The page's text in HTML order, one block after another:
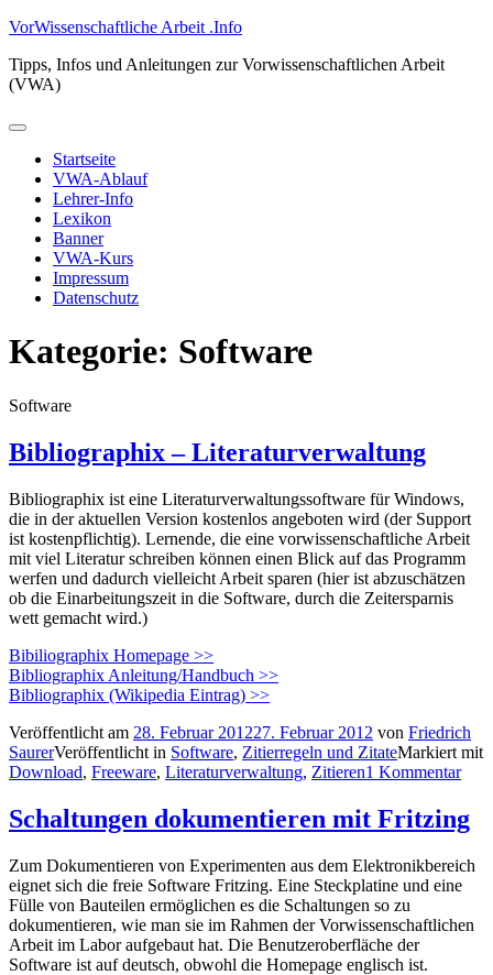
Zum
springen
VorWissenschaftliche Arbeit .Info
Tipps, Infos und Anleitungen zur Vorwissenschaftlichen Arbeit
(VWA)
Primäres
Startseite
VWA-Ablauf
Lehrer-Info
Lexikon
Banner
VWA-Kurs
Impressum
Datenschutz
Kategorie: Software
Software
Bibliographix – Literaturverwaltung
Bibliographix ist eine Literaturverwaltungssoftware für Windows,
die in der aktuellen Version kostenlos angeboten wird (der Support
ist kostenpflichtig). Lernende, die eine vorwissenschaftliche Arbeit
mit viel Literatur schreiben können einen Blick auf das Programm
werfen und dadurch vielleicht Arbeit sparen (hier ist abzuschätzen
ob die Einarbeitungszeit in die Software, durch die Zeitersparnis
wett gemacht wird.)
Bibiliographix Homepage >>
Bibliographix Anleitung/Handbuch >>
Bibliographix (Wikipedia Eintrag) >>
Veröffentlicht am 28. Februar 201227. Februar 2012 von Friedrich
SaurerVeröffentlicht in Software, Zitierregeln und ZitateMarkiert mit
Download, Freeware, Literaturverwaltung, Zitieren1 Kommentar
Schaltungen dokumentieren mit Fritzing
Zum Dokumentieren von Experimenten aus dem Elektronikbereich
eignet sich die freie Software Fritzing. Eine Steckplatine und eine
Fülle von Bauteilen ermöglichen es die Schaltungen so zu
dokumentieren, wie man sie im Rahmen der Vorwissenschaftlichen
Arbeit im Labor aufgebaut hat. Die Benutzeroberfläche der
Software ist auf deutsch, obwohl die Homepage englisch ist.